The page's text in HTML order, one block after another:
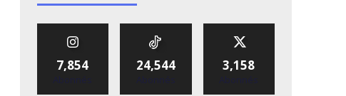
7,854
Abonnés
24,544
Abonnés
3,158
Abonnés